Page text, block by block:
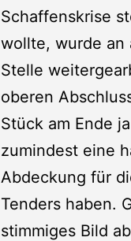
Schaffenskrise
wollte, wurde an
Stelle
oberen
Stück am Ende
zumindest eine
Abdeckung für
Tenders haben.
stimmiges Bild